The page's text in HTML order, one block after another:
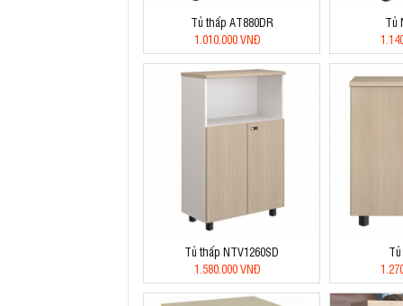
Tủ thấp AT880DR
1.010.000 VNĐ
Tủ
Tủ thấp NTV1260SD
1.580.000 VNĐ